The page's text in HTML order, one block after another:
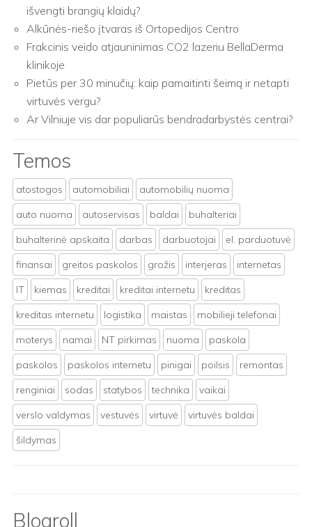
išvengti brangių klaidų?
Alkūnės-riešo įtvaras iš Ortopedijos Centro
Frakcinis veido atjauninimas CO2 lazeriu BellaDerma
klinikoje
Pietūs per 30 minučių: kaip pamaitinti šeimą ir netapti
virtuvės vergu?
Ar Vilniuje vis dar populiarūs bendradarbystės centrai?
Temos
atostogos automobiliai
automobilių nuoma
auto nuoma
autoservisas baldai
buhalteriai
buhalterinė apskaita
darbas darbuotojai
el. parduotuvė
finansai
greitos paskolos grožis interjeras
internetas
IT
kiemas kreditai kreditai internetu
kreditas
kreditas internetu
logistika maistas
mobilieji telefonai
moterys
namai NT pirkimas nuoma
paskola
paskolos
paskolos internetu pinigai poilsis
remontas
renginiai
sodas statybos technika
vaikai
verslo valdymas
vestuvės virtuvė
virtuvės baldai
šildymas
Blogroll